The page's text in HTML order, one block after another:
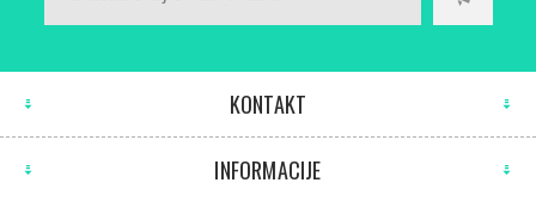
KONTAKT
INFORMACIJE